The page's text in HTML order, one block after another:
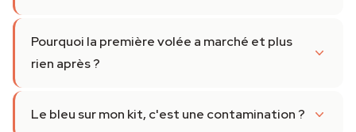
Pourquoi la première volée a marché et plus
rien après ?
Le bleu sur mon kit, c'est une contamination ?